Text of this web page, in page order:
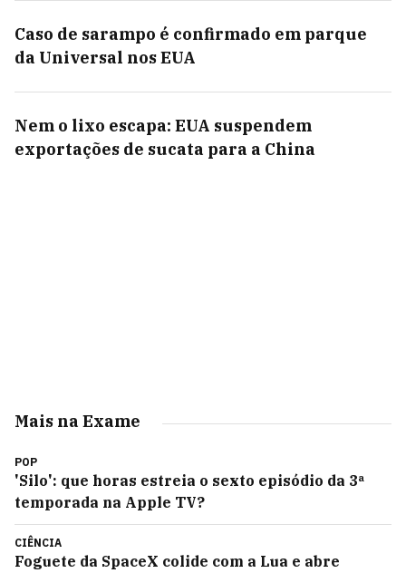
Caso de sarampo é confirmado em parque
da Universal nos EUA
Nem o lixo escapa: EUA suspendem
exportações de sucata para a China
Mais na Exame
POP
'Silo': que horas estreia o sexto episódio da 3ª
temporada na Apple TV?
CIÊNCIA
Foguete da SpaceX colide com a Lua e abre